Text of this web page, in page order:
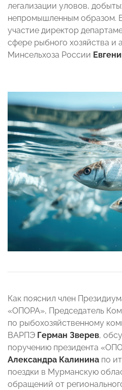
легализации уловов,
непромышленным образом.
участие директор
сфере рыбного хозяйства и
Минсельхоза России
Как пояснил член
«ОПОРА», Председатель
по рыбохозяйственному
ВАРПЭ Герман Зверев,
поручению президента
Александра Калинина по
поездки в Мурманскую
обращений от